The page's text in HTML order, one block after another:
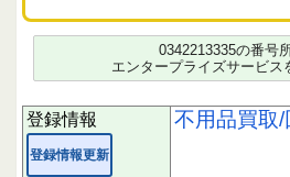
古い衣類、雑貨など幅広く不
く尋ねる手口が報告されてい
あったり、留守電に不自然な
ることもあり、利用者の不信
営業電話としてのマナーに問
多く、応答時にすぐ切られる
す。
0342213335の番号
エンタープライズサービス
登録情報
登録情報更新
不用品買取/